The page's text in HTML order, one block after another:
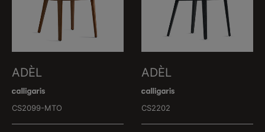
ADÈL
CS2099-MTO
ADÈL
CS2202